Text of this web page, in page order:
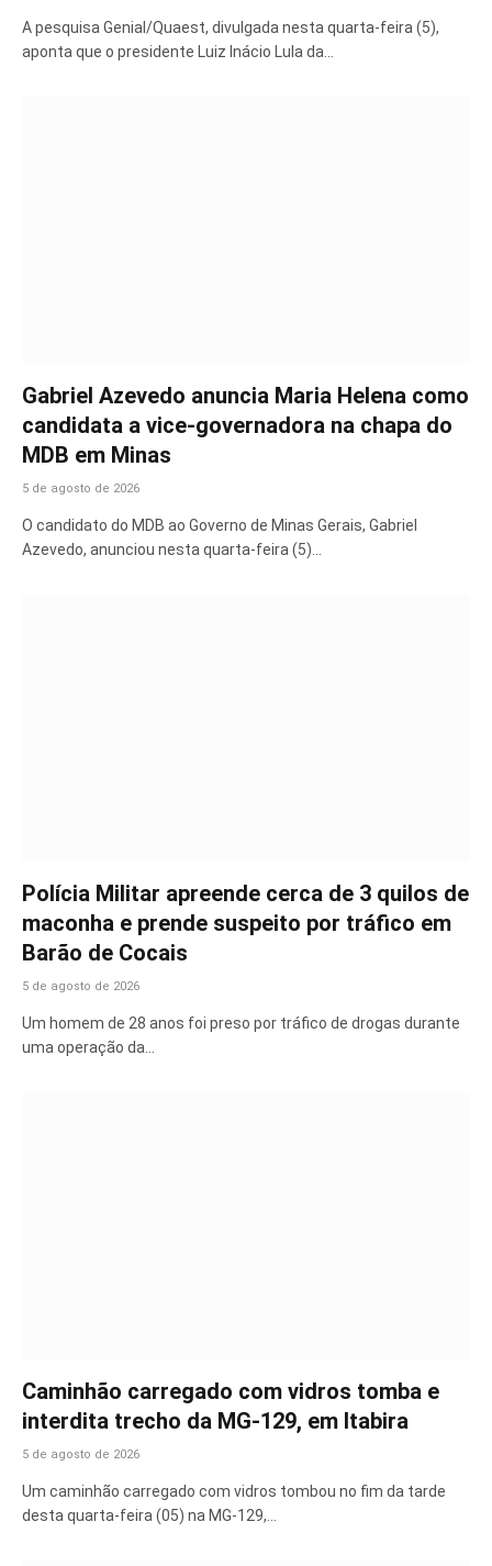
A pesquisa Genial/Quaest, divulgada nesta quarta-feira (5),
aponta que o presidente Luiz Inácio Lula da…
Gabriel Azevedo anuncia Maria Helena como
candidata a vice-governadora na chapa do
MDB em Minas
5 de agosto de 2026
O candidato do MDB ao Governo de Minas Gerais, Gabriel
Azevedo, anunciou nesta quarta-feira (5)…
Polícia Militar apreende cerca de 3 quilos de
maconha e prende suspeito por tráfico em
Barão de Cocais
5 de agosto de 2026
Um homem de 28 anos foi preso por tráfico de drogas durante
uma operação da…
Caminhão carregado com vidros tomba e
interdita trecho da MG-129, em Itabira
5 de agosto de 2026
Um caminhão carregado com vidros tombou no fim da tarde
desta quarta-feira (05) na MG-129,…